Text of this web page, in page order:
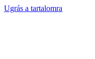
Ugrás a tartalomra